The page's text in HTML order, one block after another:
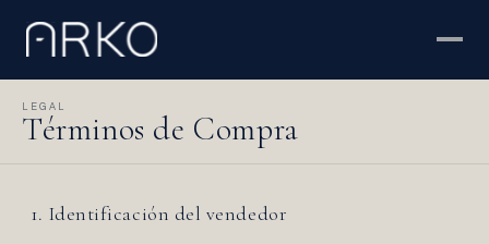
LEGAL
Términos de Compra
1. Identificación del vendedor